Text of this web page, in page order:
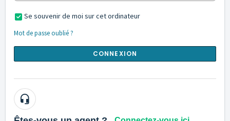
Se souvenir de moi sur cet ordinateur
Mot de passe oublié ?
CONNEXION